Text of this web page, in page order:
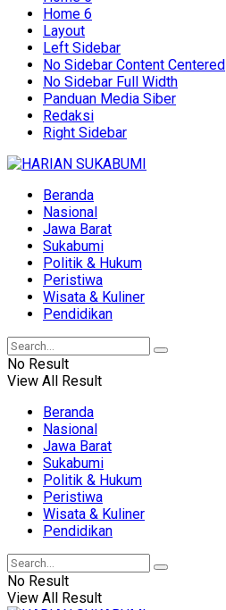
Home 6
Layout
Left Sidebar
No Sidebar Content Centered
No Sidebar Full Width
Panduan Media Siber
Redaksi
Right Sidebar
Beranda
Nasional
Jawa Barat
Sukabumi
Politik & Hukum
Peristiwa
Wisata & Kuliner
Pendidikan
No Result
View All Result
Beranda
Nasional
Jawa Barat
Sukabumi
Politik & Hukum
Peristiwa
Wisata & Kuliner
Pendidikan
No Result
View All Result